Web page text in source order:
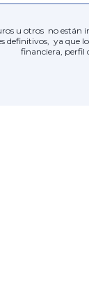
u otros no
definitivos, ya que
financiera, perfil